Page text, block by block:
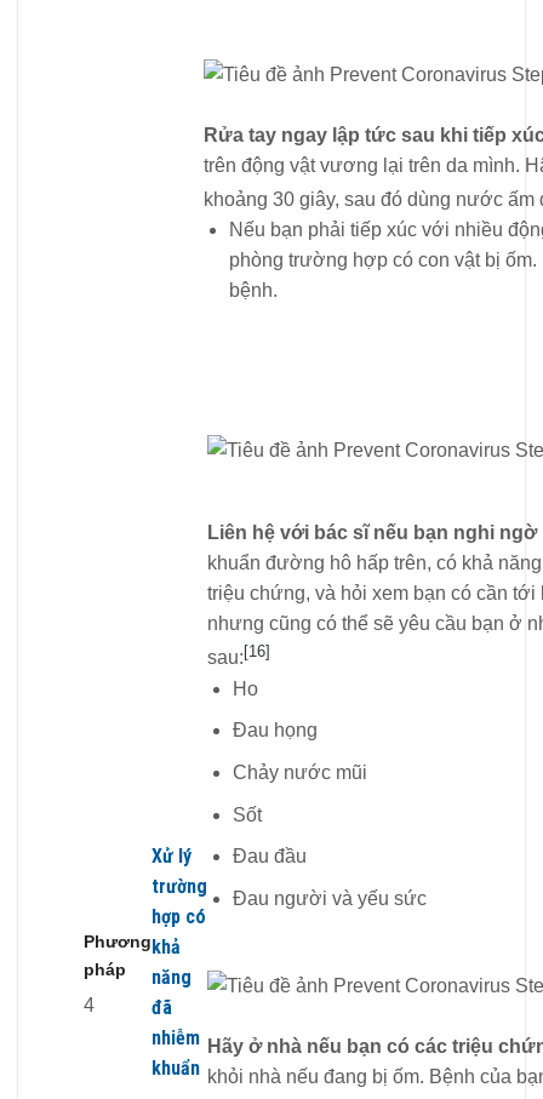
Rửa tay ngay lập tức sau khi tiếp
trên động vật vương lại trên da mình.
khoảng 30 giây, sau đó dùng nước
Nếu bạn phải tiếp xúc với nhiều
phòng trường hợp có con vật bị
bệnh.
Phương
pháp
4
Xử lý
trường
hợp có
khả
năng
đã
nhiễm
khuẩn
Liên hệ với bác sĩ nếu bạn nghi
khuẩn đường hô hấp trên, có khả
triệu chứng, và hỏi xem bạn có cần
nhưng cũng có thể sẽ yêu cầu bạn ở
sau: [16]
Ho
Đau họng
Chảy nước mũi
Sốt
Đau đầu
Đau người và yếu sức
Hãy ở nhà nếu bạn có các triệu
khỏi nhà nếu đang bị ốm. Bệnh của